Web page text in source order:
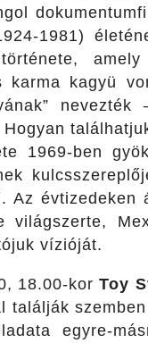
1981)
karma kagyü
1969-ben
Az
világszerte,
vízióját.
18.00-korToy
találják
egyre-